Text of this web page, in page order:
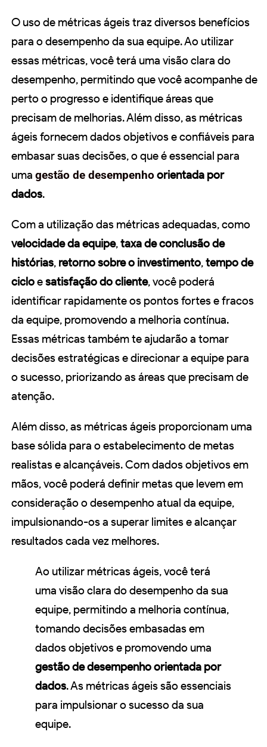
O uso de métricas ágeis traz diversos benefícios
para o desempenho da sua equipe. Ao utilizar
essas métricas, você terá uma visão clara do
desempenho, permitindo que você acompanhe de
perto o progresso e identifique áreas que
precisam de melhorias. Além disso, as métricas
ágeis fornecem dados objetivos e confiáveis para
embasar suas decisões, o que é essencial para
uma gestão de desempenho orientada por
dados.
Com a utilização das métricas adequadas, como
velocidade da equipe,taxa de conclusão de
histórias, retorno sobre o investimento,tempo de
cicloesatisfação do cliente, você poderá
identificar rapidamente os pontos fortes e fracos
da equipe, promovendo a melhoria contínua.
Essas métricas também te ajudarão a tomar
decisões estratégicas e direcionar a equipe para
o sucesso, priorizando as áreas que precisam de
atenção.
Além disso, as métricas ágeis proporcionam uma
base sólida para o estabelecimento de metas
realistas e alcançáveis. Com dados objetivos em
mãos, você poderá definir metas que levem em
consideração o desempenho atual da equipe,
impulsionando-os a superar limites e alcançar
resultados cada vez melhores.
Ao utilizar métricas ágeis, você terá
uma visão clara do desempenho da sua
equipe, permitindo a melhoria contínua,
tomando decisões embasadas em
dados objetivos e promovendo uma
gestão de desempenho orientada por
dados. As métricas ágeis são essenciais
para impulsionar o sucesso da sua
equipe.